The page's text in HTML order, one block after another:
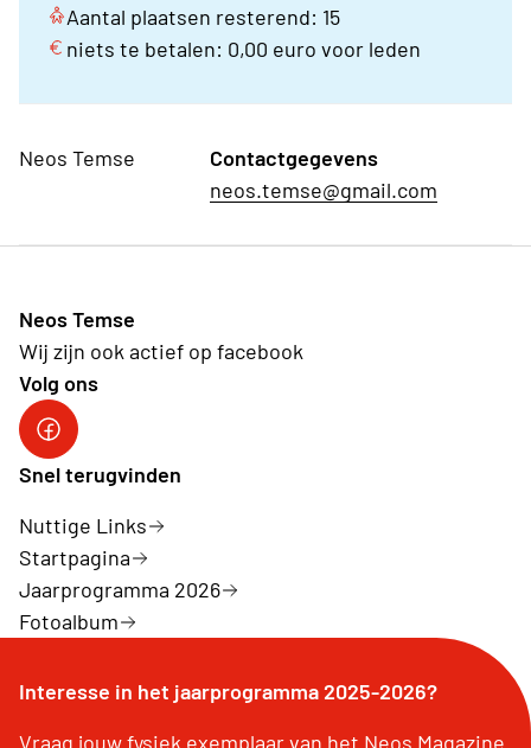
Aantal plaatsen resterend: 15
niets te betalen: 0,00 euro voor leden
Neos Temse
Contactgegevens
neos.temse@gmail.com
Neos Temse
Wij zijn ook actief op facebook
Volg ons
facebook
Snel terugvinden
Nuttige Links
Startpagina
Jaarprogramma 2026
Fotoalbum
Interesse in het jaarprogramma 2025-2026?
Vraag jouw fysiek exemplaar van het Neos Magazine